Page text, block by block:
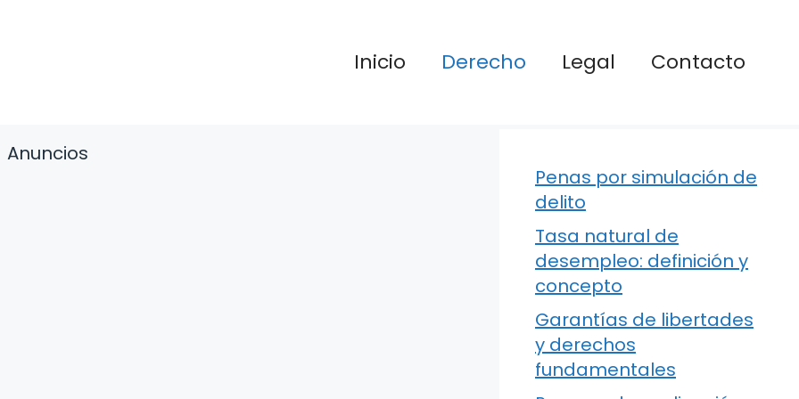
Inicio Derecho Legal Contacto
Anuncios
Penas por simulación de
delito
Tasa natural de
desempleo: definición y
concepto
Garantías de libertades
y derechos
fundamentales